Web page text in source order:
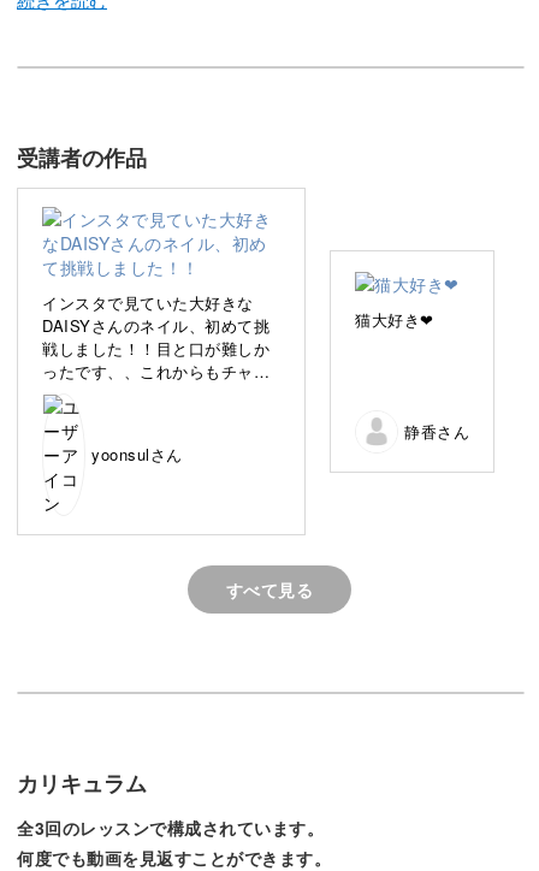
アートセミナーやネイルイベントの講師としても活動して
私のネイルの特徴は、ストーリー性やメッセージ性が感じ
られる、遊び心のあるプレイフルなデザインです。
繊細なペイントアートと、独創性を組み合わせた独自の世
界観を持つアートで、雑誌にも数多く取り上げられ、海外
からも注目を集めています。
さて、今回の講座ではジェルや絵の具を使って「猫」をモ
マスターしてくださいね♪
3タイプの猫
受講者の作品
インスタで見ていた大好きな
DAISYさんのネイル、初めて挑
戦しました！！目と口が難しか
ったです、、これからもチャレ
ンジし続けます！！
yoonsulさん
猫大好き❤
静香さん
すべて見る
カリキュラム
全3回のレッスンで構成されています。
何度でも動画を見返すことができます。